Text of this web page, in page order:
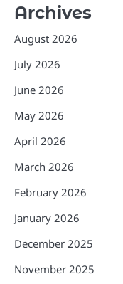
Archives
August 2026
July 2026
June 2026
May 2026
April 2026
March 2026
February 2026
January 2026
December 2025
November 2025